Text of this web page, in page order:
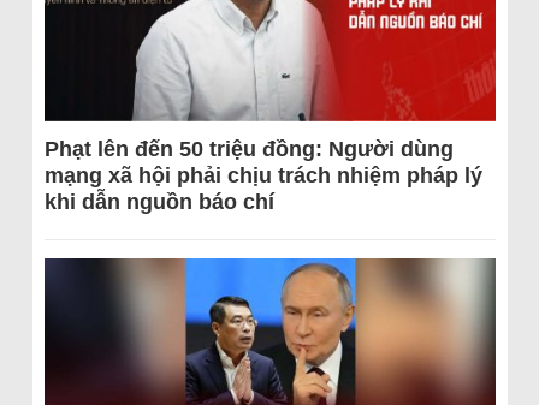
Phạt lên đến 50 triệu đồng: Người dùng
mạng xã hội phải chịu trách nhiệm pháp lý
khi dẫn nguồn báo chí